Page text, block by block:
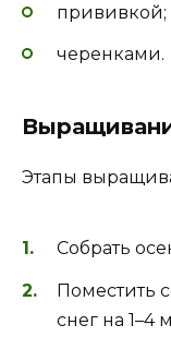
прививкой;
черенками.
Этапы
Собрать
Поместить
снег на 1–4